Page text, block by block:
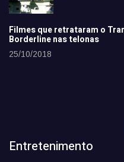
Filmes que retrataram o
Borderline nas telonas
25/10/2018
Entretenimento